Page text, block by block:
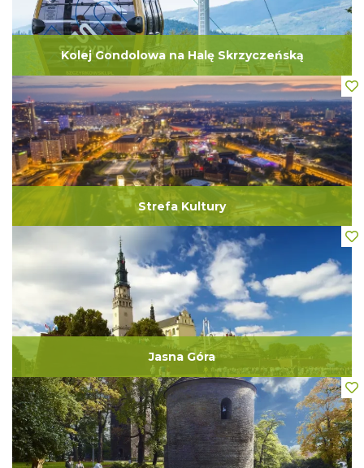
Kolej Gondolowa na Halę Skrzyczeńską
Strefa Kultury
Jasna Góra